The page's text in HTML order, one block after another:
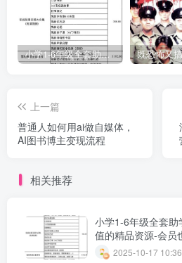
小学1-6年级全套助学资源包（9000GB）(超值的精品资源-会员也需单独购买哦)
上一篇
普通人如何用ai做自媒体，
AI图书博主变现流程
相关推荐
小学1-6年级全套
值的精品资源-会员
2025-10-17